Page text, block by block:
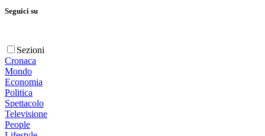
Seguici su
Sezioni
Cronaca
Mondo
Economia
Politica
Spettacolo
Televisione
People